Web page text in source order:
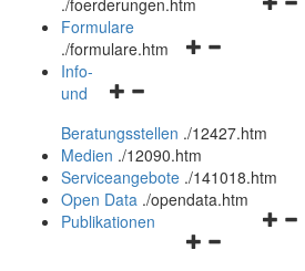
./foerderungen.htm
Navigationsmenü
Formulare
./formulare.htm
Navigationsmenü
und
schließen
Info-
und
Beratungsstellen ./12427.htm
Medien ./12090.htm
Serviceangebote ./141018.htm
Open Data ./opendata.htm
Navigationsmenü
Publikationen